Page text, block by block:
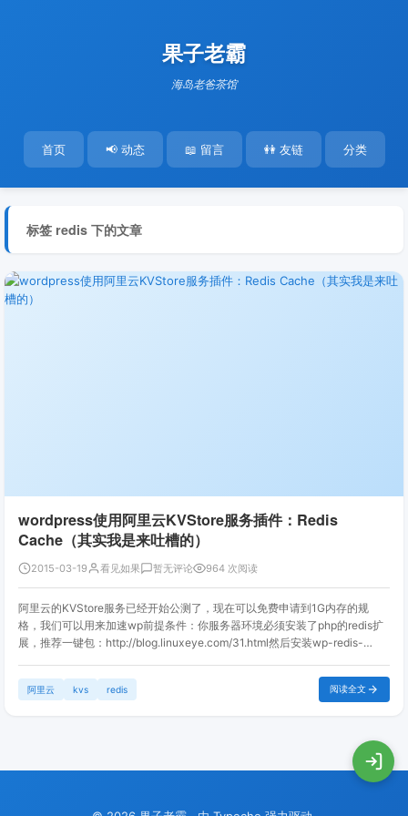
果子老霸
海岛老爸茶馆
首页 📢 动态 📖 留言 👭 友链 分类
标签 redis 下的文章
wordpress使用阿里云KVStore服务插件：Redis
Cache（其实我是来吐槽的）
2015-03-19 看见如果 暂无评论 964 次阅读
阿里云的KVStore服务已经开始公测了，现在可以免费申请到1G内存的规
格，我们可以用来加速wp前提条件：你服务器环境必须安装了php的redis扩
展，推荐一键包：http://blog.linuxeye.com/31.html然后安装wp-redis-
阿里云 kvs redis 阅读全文